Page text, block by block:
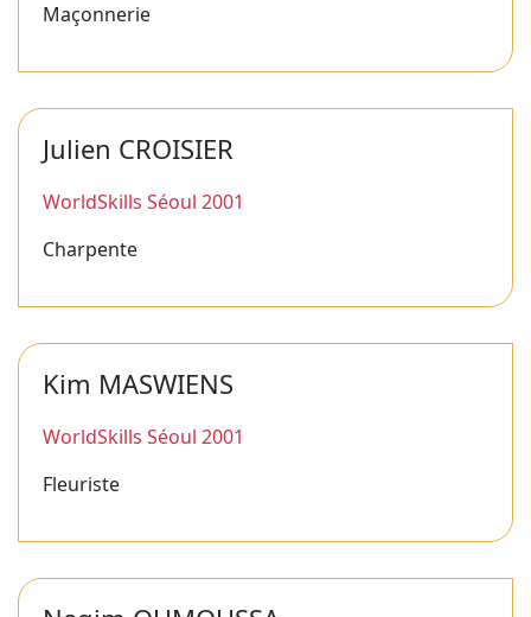
Maçonnerie
Julien CROISIER
WorldSkills Séoul 2001
Charpente
Kim MASWIENS
WorldSkills Séoul 2001
Fleuriste